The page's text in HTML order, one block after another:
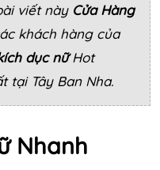
viết này Cửa Hàng
khách hàng của
dục nữHot
tại Tây Ban Nha.
Nhanh